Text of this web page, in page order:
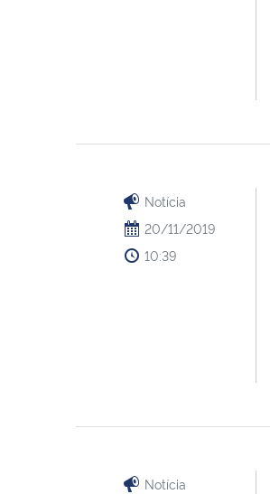
Notícia
20/11/2019
10:39
Notícia